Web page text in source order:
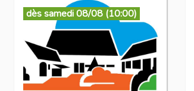
dès samedi 08/08 (10:00)